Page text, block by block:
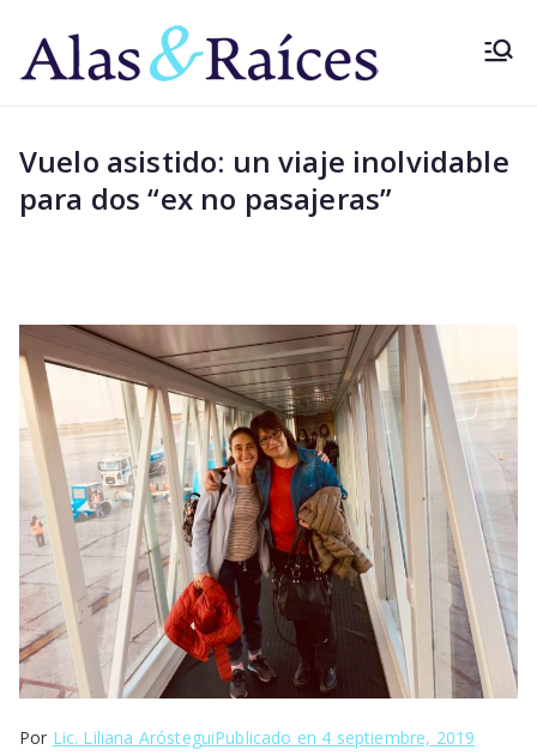
contenido
Alas&
Raíce
s
pioneros
Vuelo asistido: un viaje inolvidable
para dos “ex no pasajeras”
Por Lic. Liliana ArósteguiPublicado en 4 septiembre, 2019